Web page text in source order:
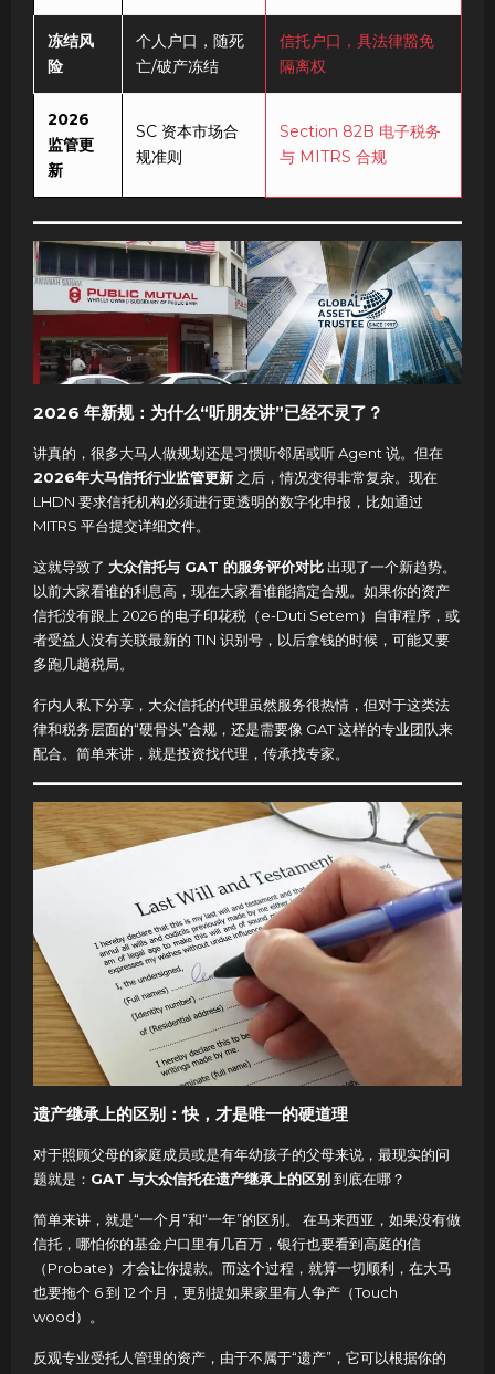
冻结风
险
个人户口，随死
亡/破产冻结
信托户口，具法律豁免
隔离权
2026
监管更
新
SC 资本市场合
规准则
Section 82B 电子税务
与 MITRS 合规
2026 年新规：为什么“听朋友讲”已经不灵了？
讲真的，很多大马人做规划还是习惯听邻居或听 Agent 说。但在
2026年大马信托行业监管更新 之后，情况变得非常复杂。现在
LHDN 要求信托机构必须进行更透明的数字化申报，比如通过
MITRS 平台提交详细文件。
这就导致了 大众信托与 GAT 的服务评价对比出现了一个新趋势。
以前大家看谁的利息高，现在大家看谁能搞定合规。如果你的资产
信托没有跟上 2026 的电子印花税（e-Duti Setem）自审程序，或
者受益人没有关联最新的 TIN 识别号，以后拿钱的时候，可能又要
多跑几趟税局。
行内人私下分享，大众信托的代理虽然服务很热情，但对于这类法
律和税务层面的“硬骨头”合规，还是需要像 GAT 这样的专业团队来
配合。简单来讲，就是投资找代理，传承找专家。
遗产继承上的区别：快，才是唯一的硬道理
对于照顾父母的家庭成员或是有年幼孩子的父母来说，最现实的问
题就是： GAT 与大众信托在遗产继承上的区别 到底在哪？
简单来讲，就是“一个月”和“一年”的区别。 在马来西亚，如果没有做
信托，哪怕你的基金户口里有几百万，银行也要看到高庭的信
（Probate）才会让你提款。而这个过程，就算一切顺利，在大马
也要拖个 6 到 12 个月，更别提如果家里有人争产（Touch
wood）。
反观专业受托人管理的资产，由于不属于“遗产”，它可以根据你的